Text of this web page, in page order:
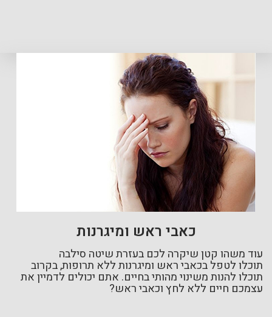
כאבי ראש ומיגרנות
עוד משהו קטן שיקרה לכם בעזרת שיטה סילבה
תוכלו לטפל בכאבי ראש ומיגרנות ללא תרופות, בקרוב
תוכלו להנות משינוי מהותי בחיים. אתם יכולים לדמיין את
עצמכם חיים ללא לחץ וכאבי ראש?